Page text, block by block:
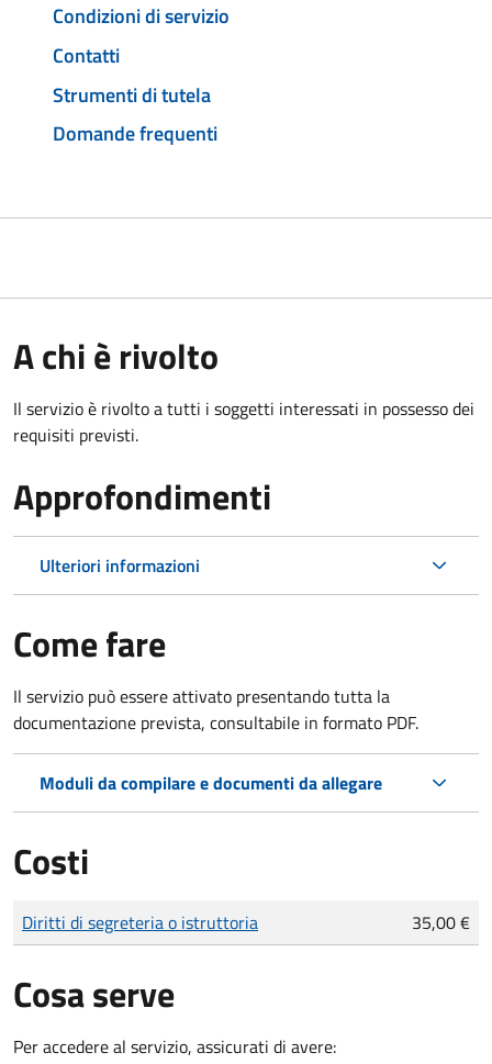
Condizioni di servizio
Contatti
Strumenti di tutela
Domande frequenti
A chi è rivolto
Il servizio è rivolto a tutti i soggetti interessati in possesso dei
requisiti previsti.
Approfondimenti
Ulteriori informazioni
Come fare
Il servizio può essere attivato presentando tutta la
documentazione prevista, consultabile in formato PDF.
Moduli da compilare e documenti da allegare
Costi
Tipo di pagamento
Importo
Diritti di segreteria o istruttoria 35,00 €
Cosa serve
Per accedere al servizio, assicurati di avere: